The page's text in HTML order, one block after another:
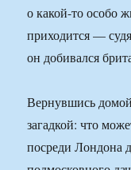
о какой-то особо
приходится —
он добивался
Вернувшись
загадкой: что
посреди Лондона